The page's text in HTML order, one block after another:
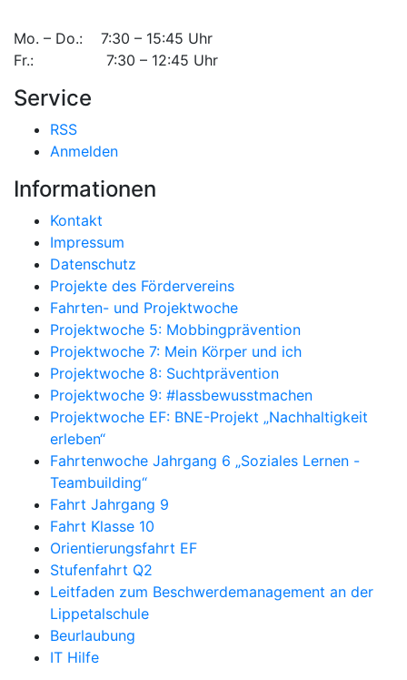
Mo. – Do.: 7:30 – 15:45 Uhr
Fr.: 7:30 – 12:45 Uhr
Service
RSS
Anmelden
Informationen
Kontakt
Impressum
Datenschutz
Projekte des Fördervereins
Fahrten- und Projektwoche
Projektwoche 5: Mobbingprävention
Projektwoche 7: Mein Körper und ich
Projektwoche 8: Suchtprävention
Projektwoche 9: #lassbewusstmachen
Projektwoche EF: BNE-Projekt „Nachhaltigkeit
erleben“
Fahrtenwoche Jahrgang 6 „Soziales Lernen -
Teambuilding“
Fahrt Jahrgang 9
Fahrt Klasse 10
Orientierungsfahrt EF
Stufenfahrt Q2
Leitfaden zum Beschwerdemanagement an der
Lippetalschule
Beurlaubung
IT Hilfe